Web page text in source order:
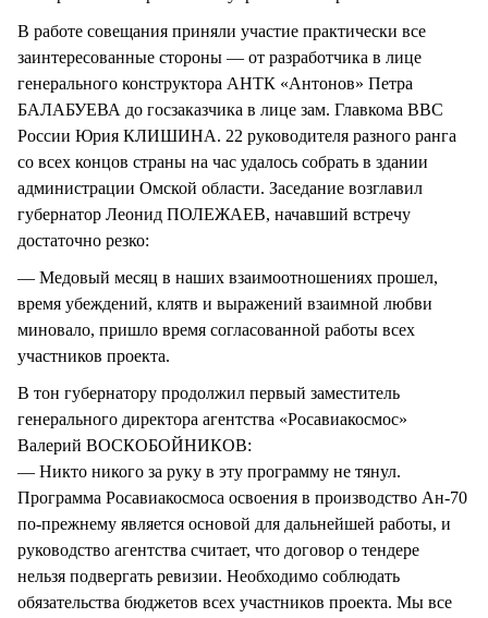
В работе совещания приняли участие практически все
заинтересованные стороны — от разработчика в лице
генерального конструктора АНТК «Антонов» Петра
БАЛАБУЕВА до госзаказчика в лице зам. Главкома ВВС
России Юрия КЛИШИНА. 22 руководителя разного ранга
со всех концов страны на час удалось собрать в здании
администрации Омской области. Заседание возглавил
губернатор Леонид ПОЛЕЖАЕВ, начавший встречу
достаточно резко:
— Медовый месяц в наших взаимоотношениях прошел,
время убеждений, клятв и выражений взаимной любви
миновало, пришло время согласованной работы всех
участников проекта.
В тон губернатору продолжил первый заместитель
генерального директора агентства «Росавиакосмос»
Валерий ВОСКОБОЙНИКОВ:
— Никто никого за руку в эту программу не тянул.
Программа Росавиакосмоса освоения в производство Ан-70
по-прежнему является основой для дальнейшей работы, и
руководство агентства считает, что договор о тендере
нельзя подвергать ревизии. Необходимо соблюдать
обязательства бюджетов всех участников проекта. Мы все